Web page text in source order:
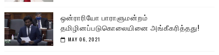
ஒன்ராரியோ பாராளுமன்றம்
தமிழினப்படுகொலையினை அங்கீகரித்தது!
MAY 06, 2021